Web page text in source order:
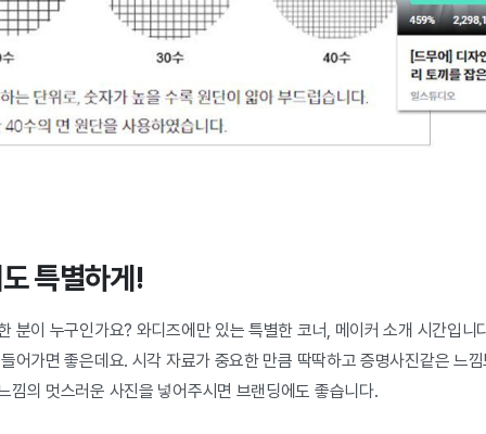
특별하게!
분이 누구인가요? 와디즈에만 있는 특별한 코너, 메이커 소개 시간입니
어가면 좋은데요. 시각 자료가 중요한 만큼 딱딱하고 증명사진같은 느
낌의 멋스러운 사진을 넣어주시면 브랜딩에도 좋습니다.